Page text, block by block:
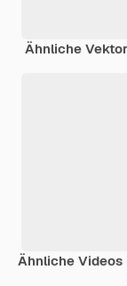
Ähnliche
Ähnliche Videos